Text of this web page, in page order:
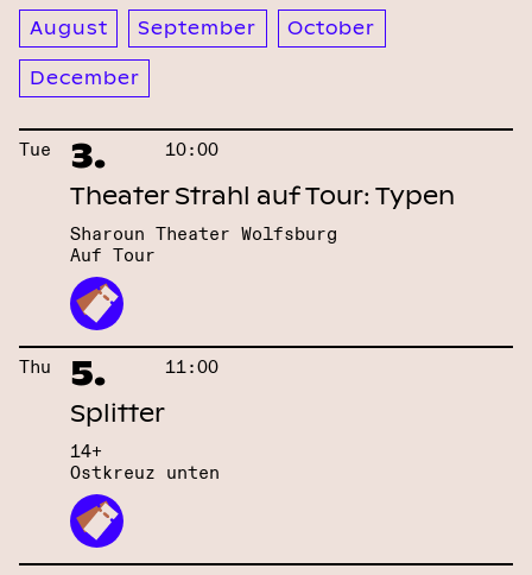
August September October
December
Tue 3. 10:00
Theater Strahl auf Tour: Typen
Sharoun Theater Wolfsburg
Auf Tour
Thu 5. 11:00
Splitter
14+
Ostkreuz unten